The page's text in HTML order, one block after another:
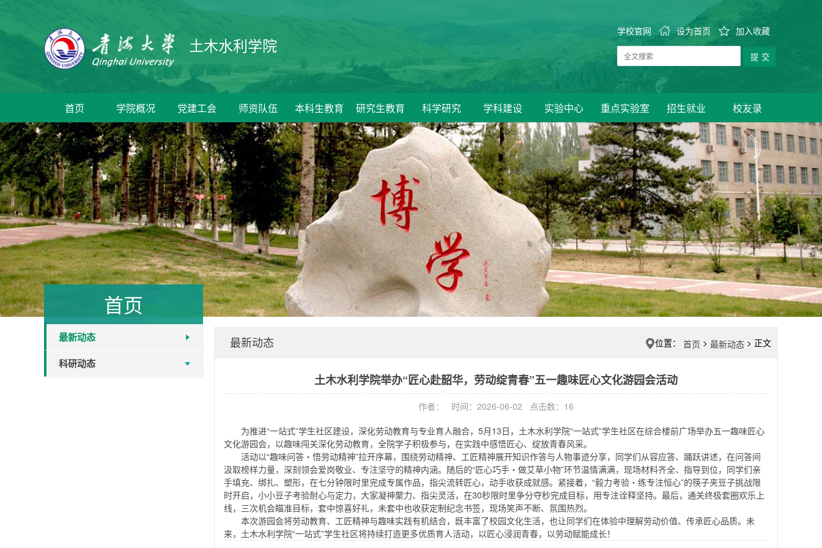
土木水利学院
学校官网 设为首页 加入收藏
首页 学院概况 党建工会 师资队伍 本科生教育 研究生教育 科学研究 学科建设 实验中心 重点实验室 招生就业 校友录
首页
最新动态
科研动态
最新动态 位置： 首页 > 最新动态 > 正文
土木水利学院举办“匠心赴韶华，劳动绽青春”五一趣味匠心文化游园会活动
作者： 时间：2026-06-02 点击数： 16
为推进“一站式”学生社区建设，深化劳动教育与专业育人融合，5月13日，土木水利学院“一站式”学生社区在综合楼前广场举办五一趣味匠心
文化游园会，以趣味闯关深化劳动教育，全院学子积极参与，在实践中感悟匠心、绽放青春风采。
活动以“趣味问答・悟劳动精神”拉开序幕，围绕劳动精神、工匠精神展开知识作答与人物事迹分享，同学们从容应答、踊跃讲述，在问答间
汲取榜样力量，深刻领会爱岗敬业、专注坚守的精神内涵。随后的“匠心巧手・做艾草小物”环节温情满满，现场材料齐全、指导到位，同学们亲
手填充、绑扎、塑形，在七分钟限时里完成专属作品，指尖流转匠心，动手收获成就感。紧接着，“毅力考验・练专注恒心”的筷子夹豆子挑战限
时开启，小小豆子考验耐心与定力，大家凝神聚力、指尖灵活，在30秒限时里争分夺秒完成目标，用专注诠释坚持。最后，通关终极套圈欢乐上
线，三次机会瞄准目标，套中惊喜好礼，未套中也收获定制纪念书签，现场笑声不断、氛围热烈。
本次游园会将劳动教育、工匠精神与趣味实践有机结合，既丰富了校园文化生活，也让同学们在体验中理解劳动价值、传承匠心品质。未
来，土木水利学院“一站式”学生社区将持续打造更多优质育人活动，以匠心浸润青春，以劳动赋能成长！